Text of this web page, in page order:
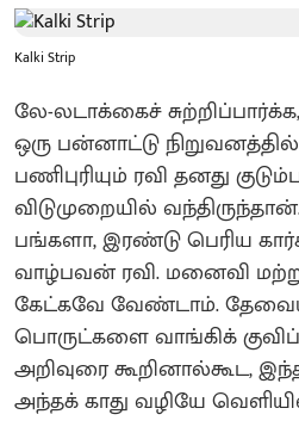
Kalki Strip
லே-லடாக்கைச்
ஒரு பன்னாட்டு
பணிபுரியும் ரவி தனது
விடுமுறையில்
பங்களா, இரண்டு பெரிய
வாழ்பவன் ரவி. மனைவி
கேட்கவே வேண்டாம்.
பொருட்களை வாங்கிக்
அறிவுரை கூறினால்கூட,
அந்தக் காது வழியே